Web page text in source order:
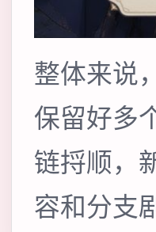
整体来说
保留好多
链捋顺，
容和分支